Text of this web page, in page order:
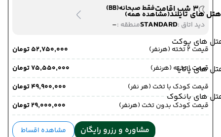
هتل های تایلند(مشاهده همه)
های پوکت
های پاتایا
های بانکوک
3 شب اقامت
فقط صبحانه(BB)
دید اتاق :STANDARDمنطقه :-
قیمت 2 تخته (هرنفر)
۵۲٬۷۵۰٬۰۰۰ تومان
قیمت 1 تخته (هرنفر)
۷۵٬۵۵۰٬۰۰۰ تومان
قیمت کودک با تخت (هر نفر)
۴۹٬۹۰۰٬۰۰۰ تومان
قیمت کودک بدون تخت (هرنفر)
۲۹٬۰۰۰٬۰۰۰ تومان
مشاوره و رزرو رایگان مشاهده اقساط